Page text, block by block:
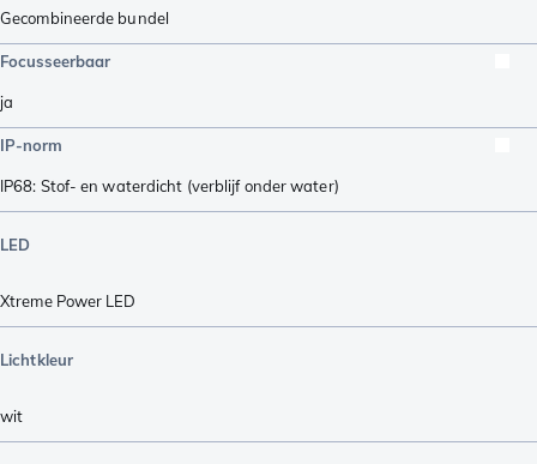
Gecombineerde bundel
Focusseerbaar
ja
IP-norm
IP68: Stof- en waterdicht (verblijf onder water)
LED
Xtreme Power LED
Lichtkleur
wit